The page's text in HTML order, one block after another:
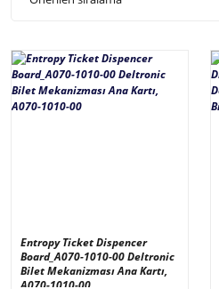
Entropy Ticket Dispencer
Board_A070-1010-00 Deltronic
Bilet Mekanizması Ana Kartı,
A070-1010-00